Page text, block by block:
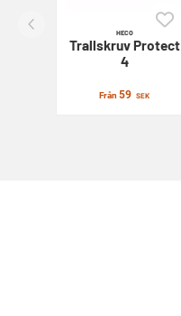
HECO
TrallskruvProtect
4
Från59 SEK